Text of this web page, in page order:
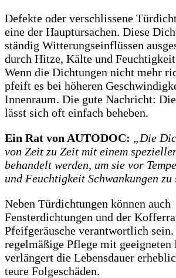
Defekte oder verschlissene
eine der Hauptursachen. Diese
ständig Witterungseinflüssen
durch Hitze, Kälte und
Wenn die Dichtungen nicht mehr
pfeift es bei höheren
Innenraum. Die gute Nachricht:
lässt sich oft einfach beheben.
Ein Rat von AUTODOC: „Die
von Zeit zu Zeit mit einem
behandelt werden, um sie vor
und Feuchtigkeit Schwankungen zu
Neben Türdichtungen können auch
Fensterdichtungen und der
Pfeifgeräusche verantwortlich
regelmäßige Pflege mit geeigneten
verlängert die Lebensdauer
teure Folgeschäden.